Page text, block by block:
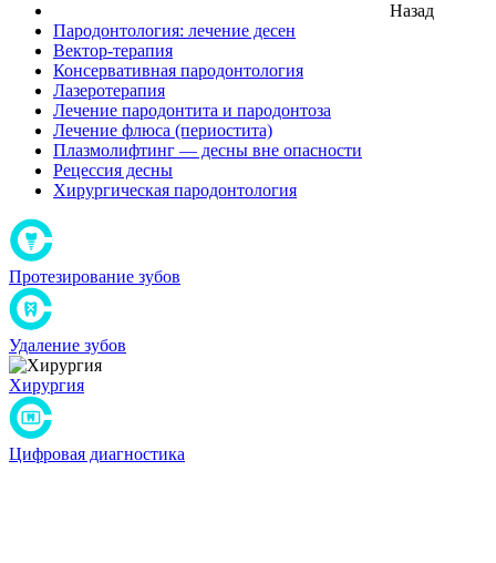
Назад
Пародонтология: лечение десен
Вектор-терапия
Консервативная пародонтология
Лазеротерапия
Лечение пародонтита и пародонтоза
Лечение флюса (периостита)
Плазмолифтинг — десны вне опасности
Рецессия десны
Хирургическая пародонтология
Протезирование зубов
Удаление зубов
Хирургия
Цифровая диагностика